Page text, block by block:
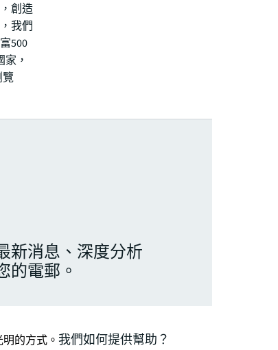
創造
我們
500
，
覽
新消息、深度分析
的電郵。
的方式。 我們如何提供幫助？